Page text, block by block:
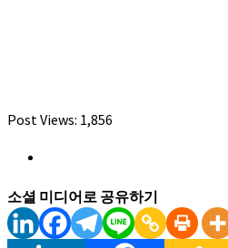
Post Views: 1,856
소셜 미디어로 공유하기